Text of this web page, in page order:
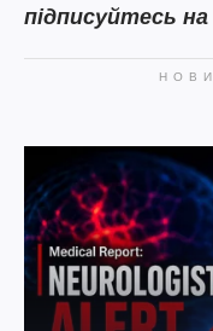
підписуйтесь на